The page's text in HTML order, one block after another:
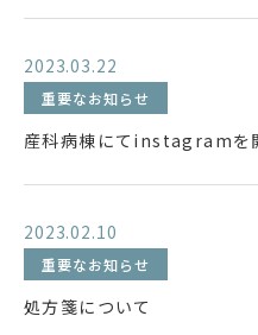
2023.03.22
重要なお知らせ
産科病棟にてinstagramを
2023.02.10
重要なお知らせ
処方箋について